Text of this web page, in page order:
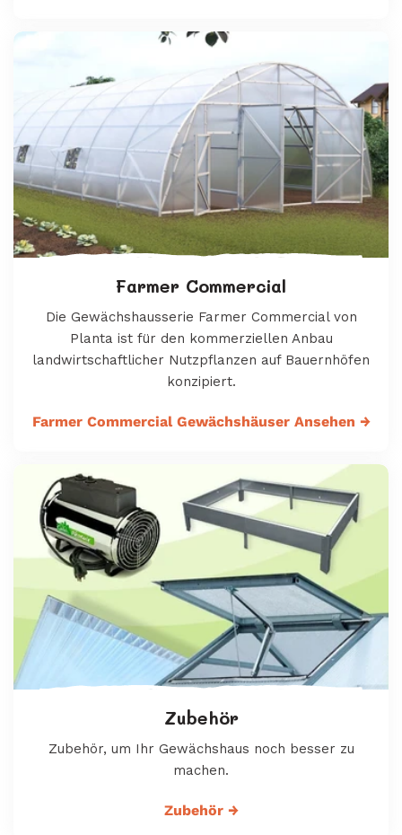
Farmer Commercial
Die Gewächshausserie Farmer Commercial von
Planta ist für den kommerziellen Anbau
landwirtschaftlicher Nutzpflanzen auf Bauernhöfen
konzipiert.
Farmer Commercial Gewächshäuser Ansehen →
Zubehör
Zubehör, um Ihr Gewächshaus noch besser zu
machen.
Zubehör→